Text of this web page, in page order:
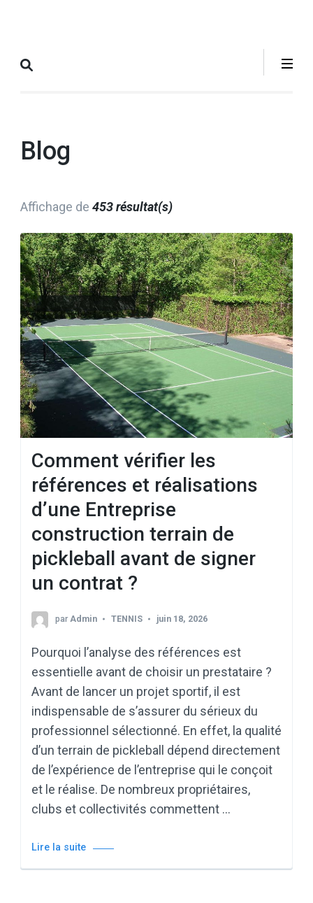
(Pressez
Blog
Affichage de 453 résultat(s)
Comment vérifier les
références et réalisations
d’une Entreprise
construction terrain de
pickleball avant de signer
un contrat ?
parAdmin TENNIS juin 18, 2026
Pourquoi l’analyse des références est
essentielle avant de choisir un prestataire ?
Avant de lancer un projet sportif, il est
indispensable de s’assurer du sérieux du
professionnel sélectionné. En effet, la qualité
d’un terrain de pickleball dépend directement
de l’expérience de l’entreprise qui le conçoit
et le réalise. De nombreux propriétaires,
clubs et collectivités commettent …
Lire la suite